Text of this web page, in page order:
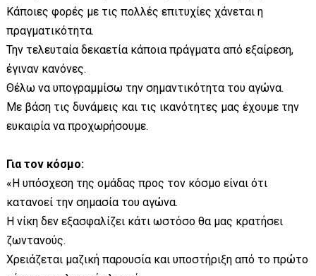
Κάποιες φορές με τις πολλές επιτυχίες χάνεται η
πραγματικότητα.
Την τελευταία δεκαετία κάποια πράγματα από εξαίρεση,
έγιναν κανόνες.
Θέλω να υπογραμμίσω την σημαντικότητα του αγώνα.
Με βάση τις δυνάμεις και τις ικανότητες μας έχουμε την
ευκαιρία να προχωρήσουμε.
Για τον κόσμο:
«Η υπόσχεση της ομάδας προς τον κόσμο είναι ότι
κατανοεί την σημασία του αγώνα.
Η νίκη δεν εξασφαλίζει κάτι ωστόσο θα μας κρατήσει
ζωντανούς.
Χρειάζεται μαζική παρουσία και υποστήριξη από το πρώτο